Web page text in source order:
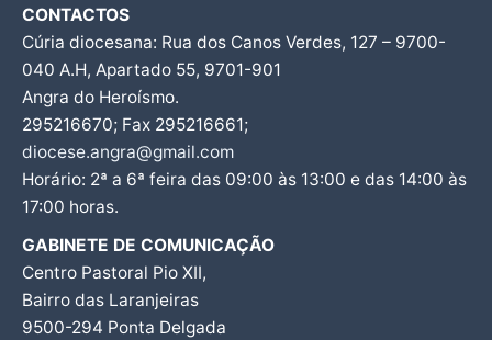
CONTACTOS
Cúria diocesana: Rua dos Canos Verdes, 127 – 9700-
040 A.H, Apartado 55, 9701-901
Angra do Heroísmo.
295216670; Fax 295216661;
diocese.angra@gmail.com
Horário: 2ª a 6ª feira das 09:00 às 13:00 e das 14:00 às
17:00 horas.
GABINETE DE COMUNICAÇÃO
Centro Pastoral Pio XII,
Bairro das Laranjeiras
9500-294 Ponta Delgada